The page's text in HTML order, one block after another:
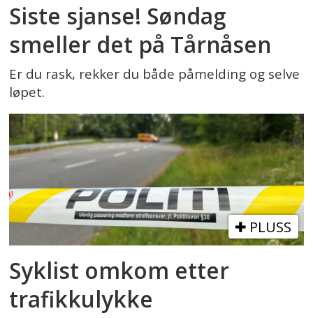
Siste sjanse! Søndag
smeller det på Tårnåsen
Er du rask, rekker du både påmelding og selve
løpet.
PLUSS
Syklist omkom etter
trafikkulykke